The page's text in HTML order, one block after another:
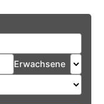
Erwachsene